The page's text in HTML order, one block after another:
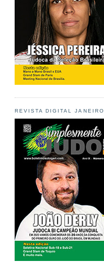
REVISTA DIGITAL